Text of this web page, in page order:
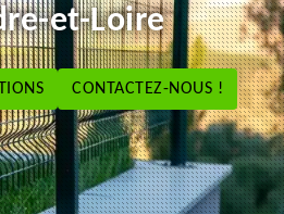
et-Loire
CONTACTEZ-NOUS !